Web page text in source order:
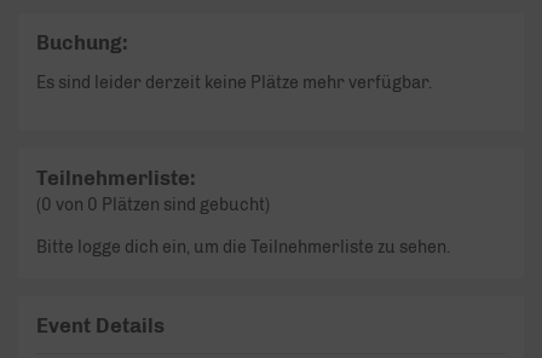
Buchung:
Es sind leider derzeit keine Plätze mehr verfügbar.
Teilnehmerliste:
(0 von 0 Plätzen sind gebucht)
Bitte logge dich ein, um die Teilnehmerliste zu sehen.
Event Details